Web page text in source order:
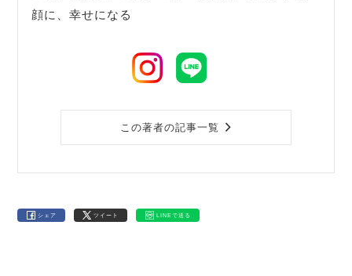
顔に、幸せになる
この著者の記事一覧
シェア ツイート LINEで送る